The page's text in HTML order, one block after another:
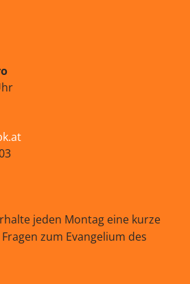
jeden Montag eine kurze
zum Evangelium des